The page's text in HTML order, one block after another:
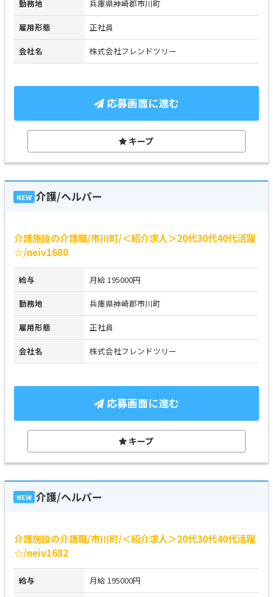
勤務地 兵庫県神崎郡市川町
雇用形態 正社員
会社名 株式会社フレンドツリー
応募画面に進む
キープ
NEW 介護/ヘルパー
介護施設の介護職/市川町/＜紹介求人＞20代30代40代活躍
☆/neiv1680
給与 月給 195000円
勤務地 兵庫県神崎郡市川町
雇用形態 正社員
会社名 株式会社フレンドツリー
応募画面に進む
キープ
NEW 介護/ヘルパー
介護施設の介護職/市川町/＜紹介求人＞20代30代40代活躍
☆/neiv1682
給与 月給 195000円